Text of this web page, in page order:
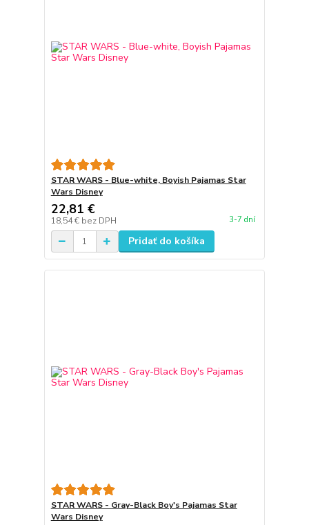
STAR WARS - Blue-white, Boyish Pajamas Star
Wars Disney
22,81 €
18,54 € bez DPH 3-7 dní
Pridať do košíka
STAR WARS - Gray-Black Boy's Pajamas Star
Wars Disney